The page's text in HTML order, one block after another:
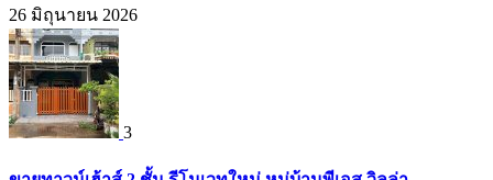
26 มิถุนายน 2026
3